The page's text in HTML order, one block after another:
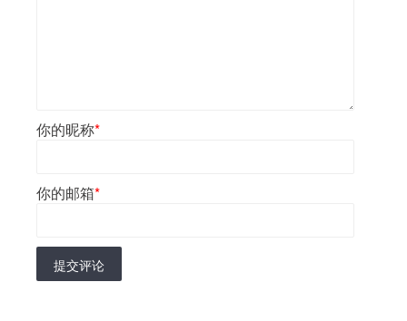
你的昵称*
你的邮箱*
提交评论